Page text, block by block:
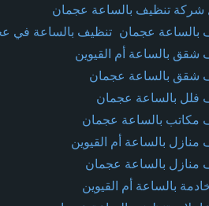
تنظيف بالساعة عجمان
بالساعة عجمان تنظيف بالساعة في
شقق بالساعة أم القيوين
شقق بالساعة عجمان
فلل بالساعة عجمان
مكاتب بالساعة عجمان
منازل بالساعة أم القيوين
منازل بالساعة عجمان
بالساعة أم القيوين